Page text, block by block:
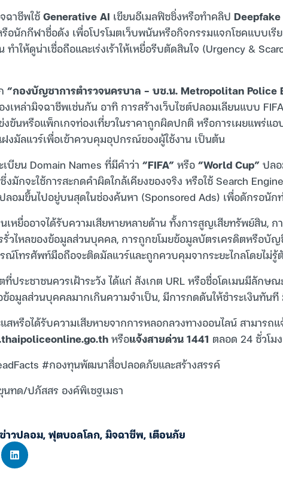
ฉาชีพใช้Generative AI เขียนอีเมลฟิชชิ่งหรือทำคลิป Deepfake
อนักกีฬาชื่อดัง เพื่อโปรโมตเว็บพนันหรือกิจกรรมแจกโชคแบบเรี
ทำให้ดูน่าเชื่อถือและเร่งเร้าให้เหยื่อรีบตัดสินใจ (Urgency &
“กองบัญชาการตำรวจนครบาล – บช.น. Metropolitan Police
งเหล่ามิจฉาชีพเช่นกัน อาทิ การสร้างเว็บไซต์ปลอมเลียนแบบ
งขันหรือแพ็กเกจท่องเที่ยวในราคาถูกผิดปกติ หรือการเผยแพร่แ
งมัลแวร์เพื่อเข้าควบคุมอุปกรณ์ของผู้ใช้งาน เป็นต้น
บียน Domain Names ที่มีคำว่า “FIFA”หรือ“World Cup”ปล
งมักจะใช้การสะกดคำผิดใกล้เคียงของจริง หรือใช้ Search
ลอมขึ้นไปอยู่บนสุดในช่องค้นหา (Sponsored Ads) เพื่อดักรอนัก
เหยื่ออาจได้รับความเสียหายหลายด้าน ทั้งการสูญเสียทรัพย์สิน,
รั่วไหลของข้อมูลส่วนบุคคล, การถูกขโมยข้อมูลบัตรเครดิตหรือบั
ณ์โทรศัพท์มือถือจะติดมัลแวร์และถูกควบคุมจากระยะไกลโดยไม่รู้
ประชาชนควรเฝ้าระวัง ได้แก่ สังเกต URL หรือชื่อโดเมนมีลักษณ
อมูลส่วนบุคคลมากเกินความจำเป็น, มีการกดดันให้ชำระเงินทันที
สหรือได้รับความเสียหายจากการหลอกลวงทางออนไลน์ สามารถ
หรือแจ้งสายด่วน 1441 ตลอด 24 ชั่วโมง
#กองทุนพัฒนาสื่อปลอดภัยและสร้างสรรค์
ทด/ปภัสสร องค์พิเชฐเมธา
ข่าวปลอม,ฟุตบอลโลก,มิจฉาชีพ, เตือนภัย